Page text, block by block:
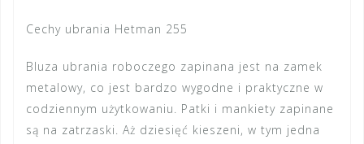
Cechy ubrania Hetman 255
Bluza ubrania roboczego zapinana jest na zamek
metalowy, co jest bardzo wygodne i praktyczne w
codziennym użytkowaniu. Patki i mankiety zapinane
są na zatrzaski. Aż dziesięć kieszeni, w tym jedna